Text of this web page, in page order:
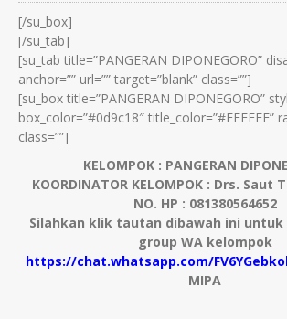
[/su_box]
[/su_tab]
[su_tab title=”PANGERAN DIPONEGORO”
anchor=”” url=”” target=”blank” class=””]
[su_box title=”PANGERAN DIPONEGORO”
box_color=”#0d9c18″ title_color=”#FFFFFF”
class=””]
KELOMPOK : PANGERAN
KOORDINATOR KELOMPOK : Drs. Saut
NO. HP : 081380564652
Silahkan klik tautan dibawah ini
group WA kelompok
https://chat.whatsapp.com/
MIPA